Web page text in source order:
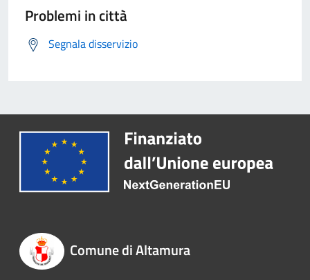
Problemi in città
Segnala disservizio
Comune di Altamura